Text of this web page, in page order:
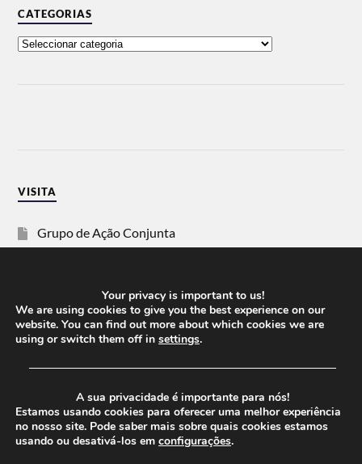
CATEGORIAS
VISITA
Grupo de Ação Conjunta
Vida Justa
dezanove
Your privacy is important to us!
We are using cookies to give you the best experience on our
website. You can find out more about which cookies we are
using or switch them off in settings.
──────────────────────────────────────
A sua privacidade é importante para nós!
Estamos usando cookies para oferecer uma melhor experiência
no nosso site. Pode saber mais sobre quais cookies estamos
usando ou desativá-los em configurações.